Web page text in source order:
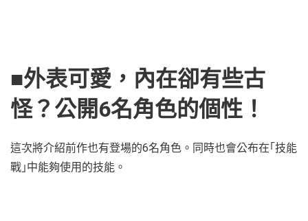
■外表可愛，內在卻有些古
怪？公開6名角色的個性！
這次將介紹前作也有登場的6名角色。同時也會公布在｢技能
戰｣中能夠使用的技能。